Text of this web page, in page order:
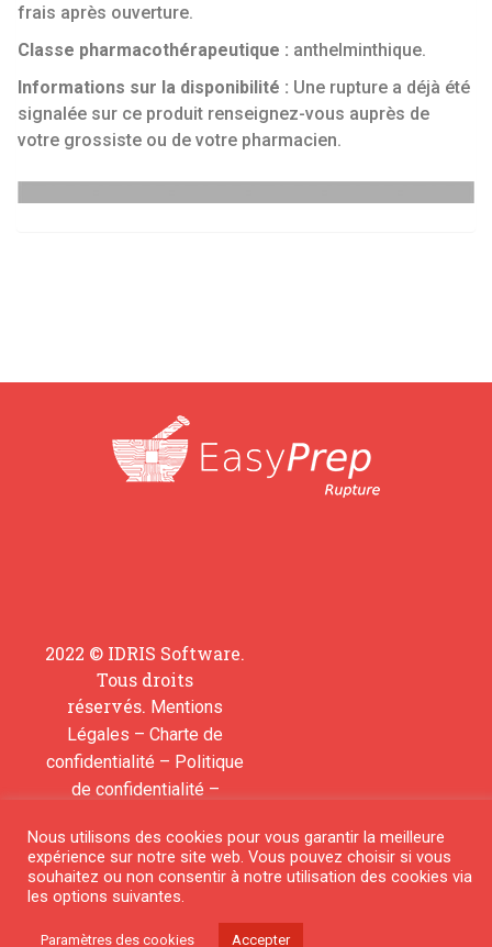
frais après ouverture.
Classe pharmacothérapeutique : anthelminthique.
Informations sur la disponibilité : Une rupture a déjà été
signalée sur ce produit renseignez-vous auprès de
votre grossiste ou de votre pharmacien.
2022 © IDRIS Software.
Tous droits
réservés. Mentions
Légales – Charte de
confidentialité – Politique
de confidentialité –
ajouter une molécule
© 2018 All rights reserved
Nous utilisons des cookies pour vous garantir la meilleure
expérience sur notre site web. Vous pouvez choisir si vous
souhaitez ou non consentir à notre utilisation des cookies via
les options suivantes.
Paramètres des cookies Accepter